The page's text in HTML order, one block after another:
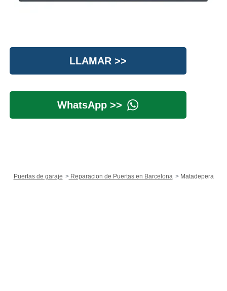
LLAMAR >>
WhatsApp >>
Puertas de garaje Reparacion de Puertas en Barcelona Matadepera